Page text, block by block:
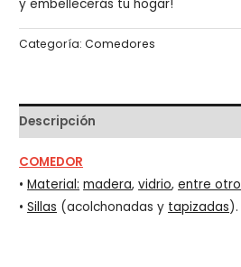
y embellecerás tu hogar!
Categoría:Comedores
Descripción
COMEDOR
•Material: madera,vidrio,entre
•Sillas (acolchonadas y tapizadas).